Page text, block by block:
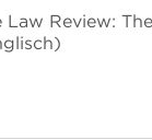
Law Review: